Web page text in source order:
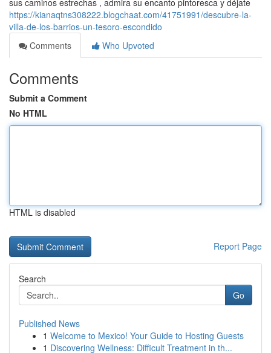
sus caminos estrechas , admira su encanto pintoresca y déjate
https://kianaqtns308222.blogchaat.com/41751991/descubre-la-
villa-de-los-barrios-un-tesoro-escondido
Comments
Who Upvoted
Comments
Submit a Comment
No HTML
HTML is disabled
Report Page
Search
Go
Published News
1 Welcome to Mexico! Your Guide to Hosting Guests
1 Discovering Wellness: Difficult Treatment in th...